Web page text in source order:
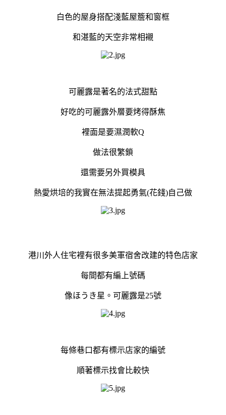
白色的屋身搭配淺藍屋簷和窗框
和湛藍的天空非常相襯
可麗露是著名的法式甜點
好吃的可麗露外層要烤得酥焦
裡面是要濕潤軟Q
做法很繁鎖
還需要另外買模具
熱愛烘培的我實在無法提起勇氣(花錢)自己做
港川外人住宅裡有很多美軍宿舍改建的特色店家
每間都有編上號碼
像ほうき星。可麗露是25號
每條巷口都有標示店家的編號
順著標示找會比較快